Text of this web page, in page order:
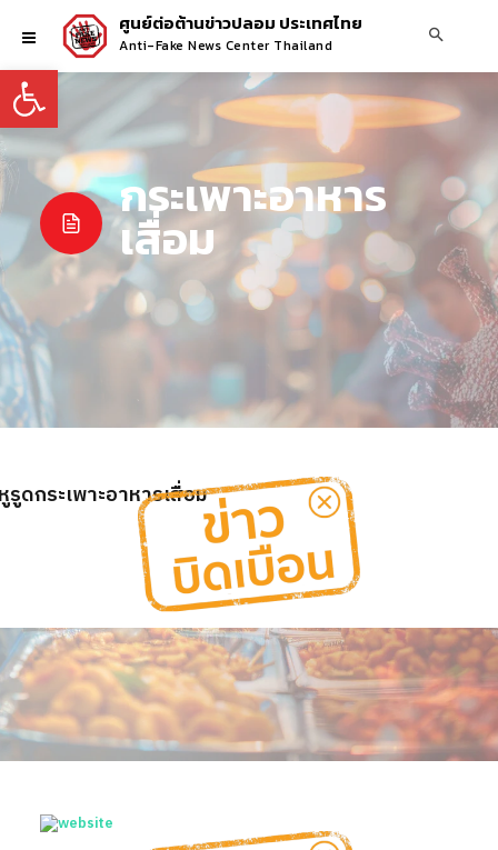
Open toolbar
ศูนย์ต่อต้านข่าวปลอม ประเทศไทย
Anti-Fake News Center Thailand
กระเพาะอาหาร
เสื่อม
ดกระเพาะอาหารเสื่อม